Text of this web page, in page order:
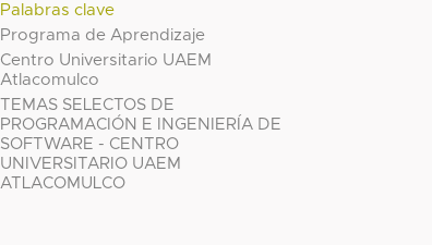
Palabras clave
Programa de Aprendizaje
Centro Universitario UAEM
Atlacomulco
TEMAS SELECTOS DE
PROGRAMACIÓN E INGENIERÍA DE
SOFTWARE - CENTRO
UNIVERSITARIO UAEM
ATLACOMULCO